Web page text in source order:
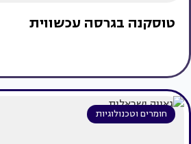
טוסקנה בגרסה עכשווית
חומרים וטכנולוגיות